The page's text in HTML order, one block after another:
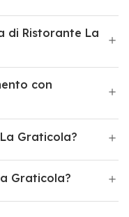
di Ristorante La
con
Graticola?
Graticola?